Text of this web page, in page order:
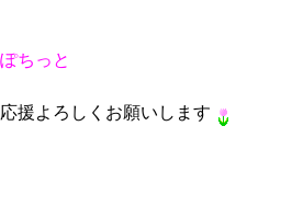
ぽちっと
応援よろしくお願いします